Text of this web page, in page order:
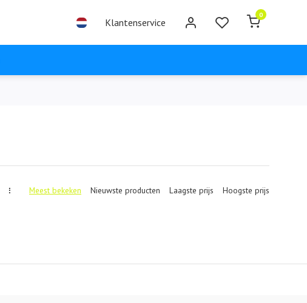
Klantenservice
0
Meest bekeken Nieuwste producten Laagste prijs Hoogste prijs